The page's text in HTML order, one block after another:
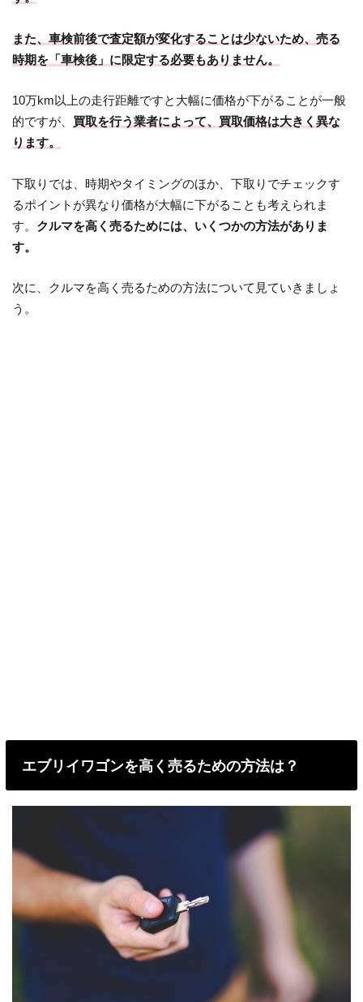
また、車検前後で査定額が変化することは少ないため、売る
時期を「車検後」に限定する必要もありません。
10万km以上の走行距離ですと大幅に価格が下がることが一般
的ですが、 買取を行う業者によって、買取価格は大きく異な
ります。
下取りでは、時期やタイミングのほか、下取りでチェックす
るポイントが異なり価格が大幅に下がることも考えられま
す。 クルマを高く売るためには、いくつかの方法がありま
す。
次に、クルマを高く売るための方法について見ていきましょ
う。
エブリイワゴンを高く売るための方法は？